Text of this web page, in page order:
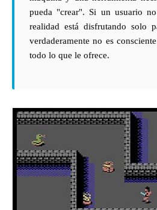
pueda "crear". Si un usuario
realidad está disfrutando solo
verdaderamente no es
todo lo que le ofrece.